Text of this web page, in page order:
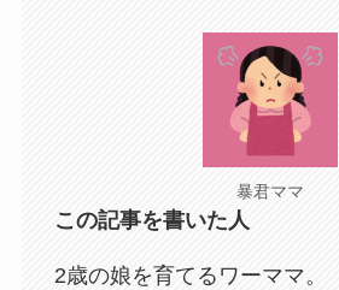
暴君ママ
この記事を書いた人
2歳の娘を育てるワーママ。